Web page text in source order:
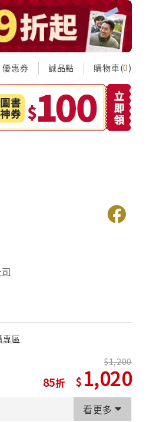
優惠券 誠品點 購物車(0)
專區
85
1,200
1,020
看更多